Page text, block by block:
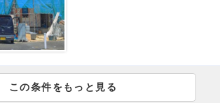
この条件をもっと見る